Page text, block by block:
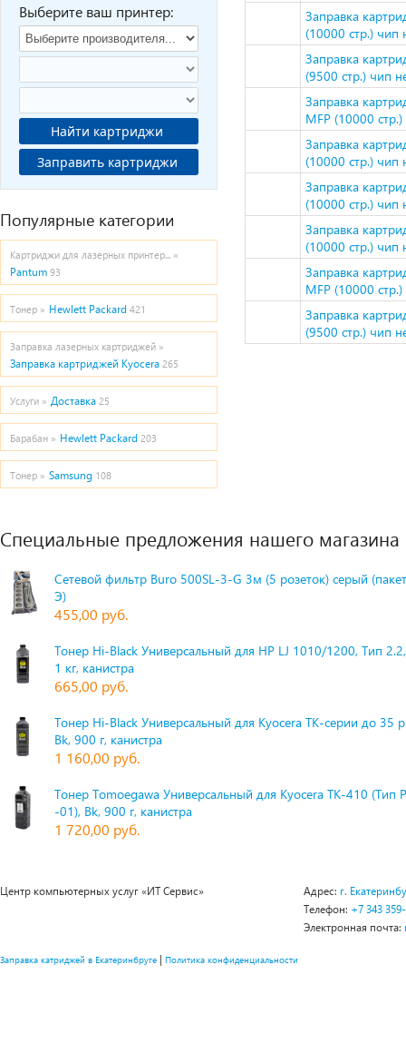
Выберите ваш принтер:
Найти картриджи
Заправить картриджи
Популярные категории
Картриджи для лазерных принтер... »
Pantum 93
Тонер » Hewlett Packard 421
Заправка лазерных картриджей »
Заправка картриджей Kyocera 265
Услуги » Доставка 25
Барабан » Hewlett Packard 203
Тонер » Samsung 108
Заправка
(10000 стр.) чип
Заправка
(9500 стр.) чип
Заправка
MFP (10000
Заправка
(10000 стр.) чип
Заправка
(10000 стр.) чип
Заправка
(10000 стр.) чип
Заправка
MFP (10000
Заправка
(9500 стр.) чип
Специальные предложения нашего магазина
Сетевой фильтр Buro 500SL-3-G 3м (5 розеток) серый
Э)
455,00 руб.
Тонер Hi-Black Универсальный для HP LJ 1010/1200, Тип
1 кг, канистра
665,00 руб.
Тонер Hi-Black Универсальный для Kyocera TK-серии до 35
Bk, 900 г, канистра
1 160,00 руб.
Тонер Tomoegawa Универсальный для Kyocera TK-410 (Тип
-01), Bk, 900 г, канистра
1 720,00 руб.
Центр компьютерных услуг «ИТ Сервис» Адрес: г.
Телефон: +7 343
Электронная почта:
Заправка катриджей в Екатеринбруге | Политика конфиденциальности